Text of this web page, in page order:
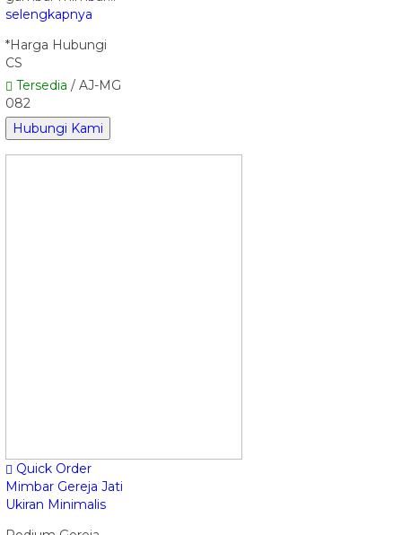
selengkapnya
*Harga Hubungi
CS
Tersedia / AJ-MG
082
Hubungi Kami
Quick Order
Mimbar Gereja Jati
Ukiran Minimalis